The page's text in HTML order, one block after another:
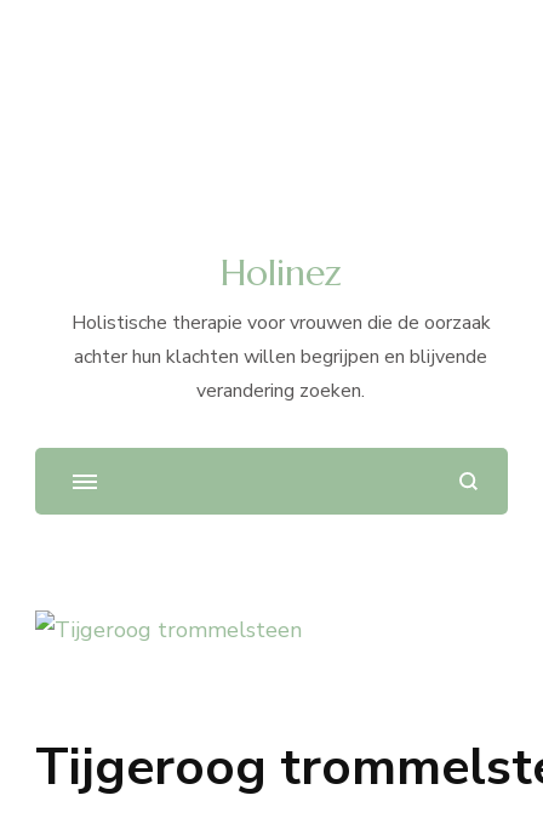
Holinez
Holistische therapie voor vrouwen die de oorzaak
achter hun klachten willen begrijpen en blijvende
verandering zoeken.
Tijgeroog